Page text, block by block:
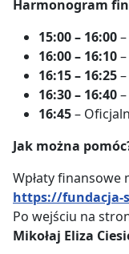
Harmonogram
15:00 – 16:00
16:00 – 16:10
16:15 – 16:25
16:30 – 16:40
16:45–
Jak można
Wpłaty
https://fundacja-
Po wejściu na
Mikołaj Eliza